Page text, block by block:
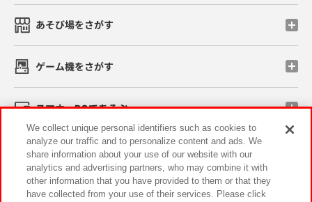
あそび場をさがす
ゲーム機をさがす
スマホ・PCであそぶ
イベント・キャンペーン
We collect unique personal identifiers such as cookies to
analyze our traffic and to personalize content and ads. We
share information about your use of our website with our
analytics and advertising partners, who may combine it with
other information that you have provided to them or that they
have collected from your use of their services. Please click